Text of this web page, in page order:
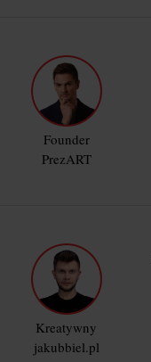
Founder
PrezART
Kreatywny
jakubbiel.pl